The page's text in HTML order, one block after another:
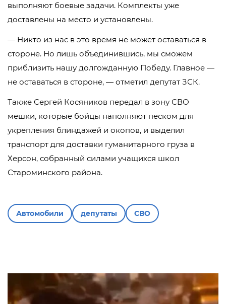
выполняют боевые задачи. Комплекты уже
доставлены на место и установлены.
— Никто из нас в это время не может оставаться в
стороне. Но лишь объединившись, мы сможем
приблизить нашу долгожданную Победу. Главное —
не оставаться в стороне, — отметил депутат ЗСК.
Также Сергей Косяников передал в зону СВО
мешки, которые бойцы наполняют песком для
укрепления блиндажей и окопов, и выделил
транспорт для доставки гуманитарного груза в
Херсон, собранный силами учащихся школ
Староминского района.
Автомобили депутаты СВО